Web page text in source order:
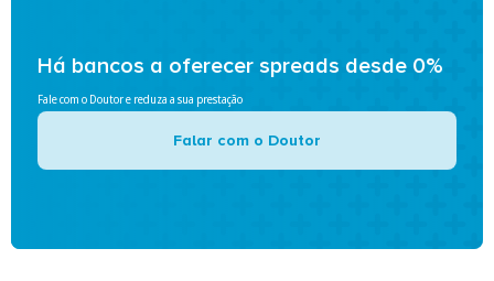
Há bancos a oferecer spreads desde 0%
Fale com o Doutor e reduza a sua prestação
Falar com o Doutor